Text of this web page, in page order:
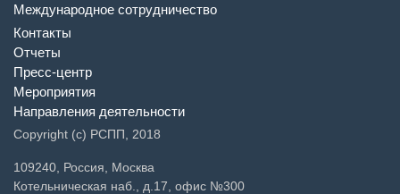
Международное сотрудничество
Контакты
Отчеты
Пресс-центр
Мероприятия
Направления деятельности
Copyright (c) РСПП, 2018
109240, Россия, Москва
Котельническая наб., д.17, офис №300